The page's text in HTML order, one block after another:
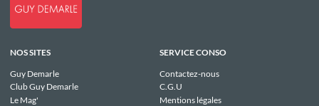
NOS SITES
Guy Demarle
Club Guy Demarle
Le Mag'
SERVICE CONSO
Contactez-nous
C.G.U
Mentions légales